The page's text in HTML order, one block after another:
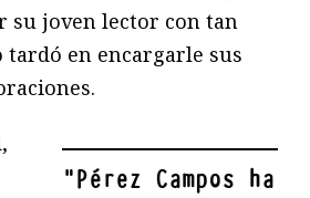
su joven lector con tan
tardó en encargarle sus
"Pérez Campos ha